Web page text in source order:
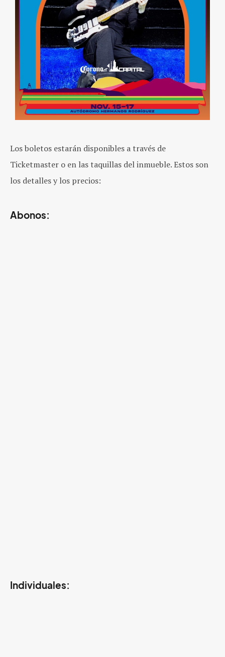
Los boletos estarán disponibles a través de
Ticketmaster o en las taquillas del inmueble. Estos son
los detalles y los precios:
Abonos:
Individuales: